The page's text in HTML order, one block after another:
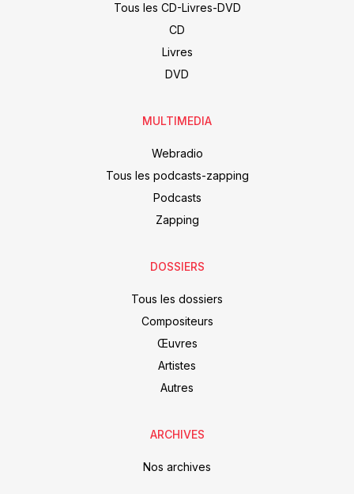
Tous les CD-Livres-DVD
CD
Livres
DVD
MULTIMEDIA
Webradio
Tous les podcasts-zapping
Podcasts
Zapping
DOSSIERS
Tous les dossiers
Compositeurs
Œuvres
Artistes
Autres
ARCHIVES
Nos archives